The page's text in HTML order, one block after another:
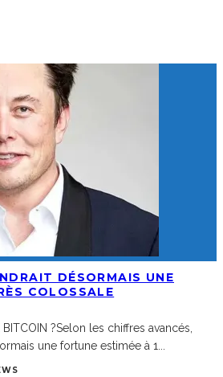
DÉSORMAIS UNE
COLOSSALE
BITCOIN ?Selon les chiffres avancés,
une fortune estimée à 1